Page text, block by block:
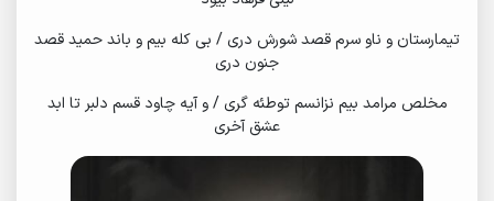
تیمارستان و ناو سرم قصد شورش دری / بی کله بیم و باند حمید قصد
جنون دری
مخلص مرامد بیم نزانسم توطئه گری / و آیه چاود قسم دلبر تا ابد
عشق آخری